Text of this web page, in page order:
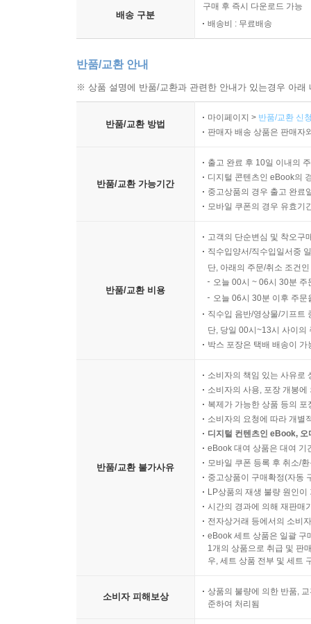
배송 구분
구매 후 즉시 다운로드 가능
배송비 : 무료배송
반품/교환 안내
※ 상품 설명에 반품/교환과 관련한 안내가 있는경우 아
반품/교환 방법
마이페이지 > 반품/교환 신
판매자 배송 상품은 판매자
반품/교환 가능기간
출고 완료 후 10일 이내의
디지털 콘텐츠인 eBook의
중고상품의 경우 출고 완료
모바일 쿠폰의 경우 유효기
반품/교환 비용
고객의 단순변심 및 착오구
직수입양서/직수입일서중
단, 아래의 주문/취소 조건
오늘 00시 ~ 06시 30분
오늘 06시 30분 이후 주
직수입 음반/영상물/기프트
단, 당일 00시~13시 사이의
박스 포장은 택배 배송이
반품/교환 불가사유
소비자의 책임 있는 사유로
소비자의 사용, 포장 개봉
복제가 가능한 상품 등의
소비자의 요청에 따라 개별
디지털 컨텐츠인 eBook,
eBook 대여 상품은 대여 기
모바일 쿠폰 등록 후 취소/
중고상품이 구매확정(자동
LP상품의 재생 불량 원인
시간의 경과에 의해 재판매
전자상거래 등에서의 소비
eBook 세트 상품은 일괄 구
1개의 상품으로 취급 및 판
우, 세트 상품 전부 및 세트
소비자 피해보상
상품의 불량에 의한 반품,
준하여 처리됨